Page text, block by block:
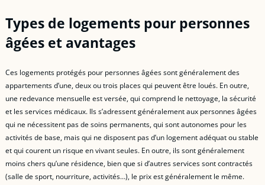
Types de logements pour personnes
âgées et avantages
Ces logements protégés pour personnes âgées sont généralement des
appartements d’une, deux ou trois places qui peuvent être loués. En outre,
une redevance mensuelle est versée, qui comprend le nettoyage, la sécurité
et les services médicaux. Ils s’adressent généralement aux personnes âgées
qui ne nécessitent pas de soins permanents, qui sont autonomes pour les
activités de base, mais qui ne disposent pas d’un logement adéquat ou stable
et qui courent un risque en vivant seules. En outre, ils sont généralement
moins chers qu’une résidence, bien que si d’autres services sont contractés
(salle de sport, nourriture, activités…), le prix est généralement le même.